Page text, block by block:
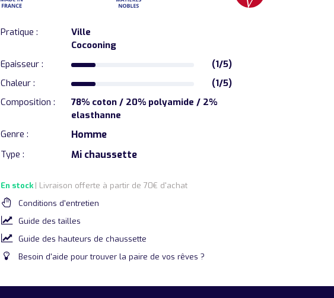
Pratique :
Ville
Cocooning
Epaisseur :
(1/5)
Chaleur :
(1/5)
Composition :
78% coton / 20% polyamide / 2%
elasthanne
Genre :
Homme
Type : Mi chaussette
En stock| Livraison offerte à partir de 70€ d'achat
Conditions d'entretien
Guide des tailles
Guide des hauteurs de chaussette
Besoin d'aide pour trouver la paire de vos rêves ?